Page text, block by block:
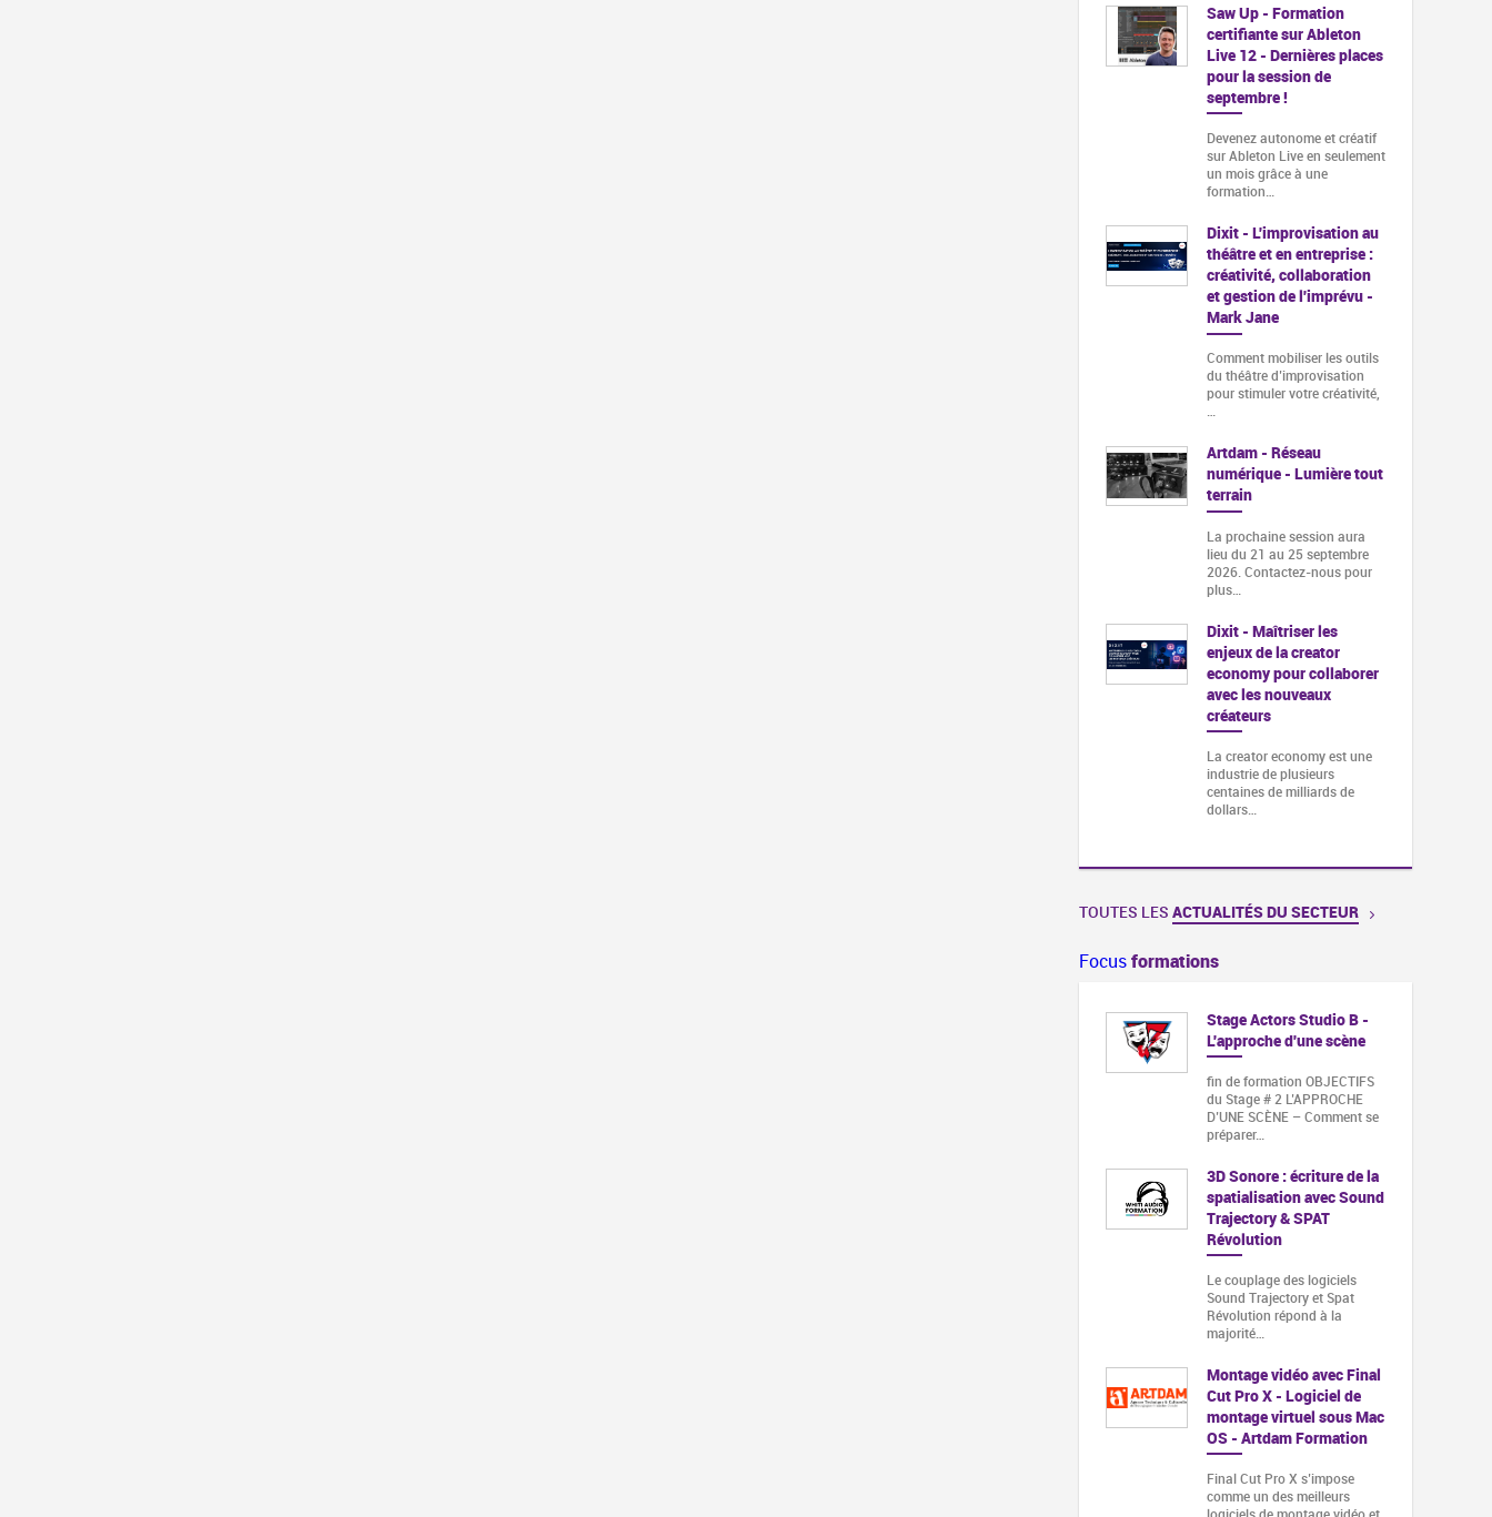
Saw Up - Formation
certifiante sur Ableton
Live 12 - Dernières places
pour la session de
septembre !
Devenez autonome et créatif
sur Ableton Live en seulement
un mois grâce à une
formation…
Dixit - L'improvisation au
théâtre et en entreprise :
créativité, collaboration
et gestion de l'imprévu -
Mark Jane
Comment mobiliser les outils
du théâtre d’improvisation
pour stimuler votre créativité,
…
Artdam - Réseau
numérique - Lumière tout
terrain
La prochaine session aura
lieu du 21 au 25 septembre
2026. Contactez-nous pour
plus…
Dixit - Maîtriser les
enjeux de la creator
economy pour collaborer
avec les nouveaux
créateurs
La creator economy est une
industrie de plusieurs
centaines de milliards de
dollars…
TOUTES LES ACTUALITÉS DU SECTEUR
Focusformations
Stage Actors Studio B -
L'approche d'une scène
fin de formation OBJECTIFS
du Stage # 2 L’APPROCHE
D’UNE SCÈNE – Comment se
préparer…
3D Sonore : écriture de la
spatialisation avec Sound
Trajectory & SPAT
Révolution
Le couplage des logiciels
Sound Trajectory et Spat
Révolution répond à la
majorité…
Montage vidéo avec Final
Cut Pro X - Logiciel de
montage virtuel sous Mac
OS - Artdam Formation
Final Cut Pro X s’impose
comme un des meilleurs